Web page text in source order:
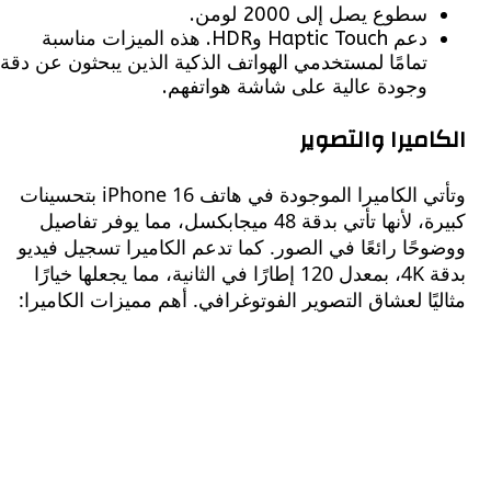
سطوع يصل إلى 2000 لومن.
دعم Haptic Touch وHDR. هذه الميزات مناسبة
تمامًا لمستخدمي الهواتف الذكية الذين يبحثون عن دقة
وجودة عالية على شاشة هواتفهم.
والتصوير
وتأتي الكاميرا الموجودة في هاتف iPhone 16 بتحسينات
كبيرة، لأنها تأتي بدقة 48 ميجابكسل، مما يوفر تفاصيل
رائعًا في الصور. كما تدعم الكاميرا تسجيل فيديو
بدقة 4K، بمعدل 120 إطارًا في الثانية، مما يجعلها خيارًا
لعشاق التصوير الفوتوغرافي. أهم مميزات الكاميرا: